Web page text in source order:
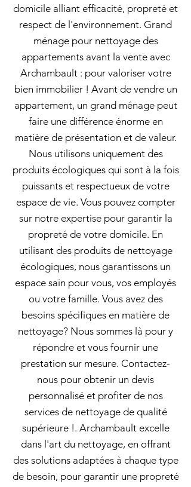
domicile alliant efficacité, propreté et
respect de l'environnement. Grand
ménage pour nettoyage des
appartements avant la vente avec
Archambault : pour valoriser votre
bien immobilier ! Avant de vendre un
appartement, un grand ménage peut
faire une différence énorme en
matière de présentation et de valeur.
Nous utilisons uniquement des
produits écologiques qui sont à la fois
puissants et respectueux de votre
espace de vie. Vous pouvez compter
sur notre expertise pour garantir la
propreté de votre domicile. En
utilisant des produits de nettoyage
écologiques, nous garantissons un
espace sain pour vous, vos employés
ou votre famille. Vous avez des
besoins spécifiques en matière de
nettoyage? Nous sommes là pour y
répondre et vous fournir une
prestation sur mesure. Contactez-
nous pour obtenir un devis
personnalisé et profiter de nos
services de nettoyage de qualité
supérieure !. Archambault excelle
dans l'art du nettoyage, en offrant
des solutions adaptées à chaque type
de besoin, pour garantir une propreté